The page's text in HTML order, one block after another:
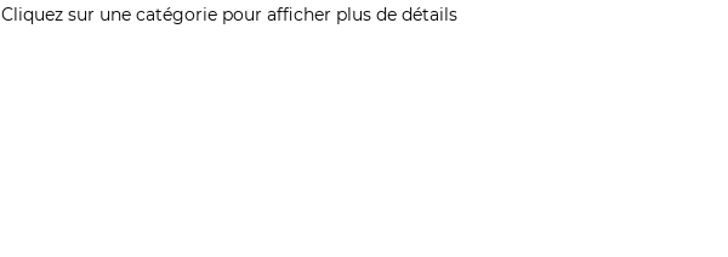
Cliquez sur une catégorie pour afficher plus de détails